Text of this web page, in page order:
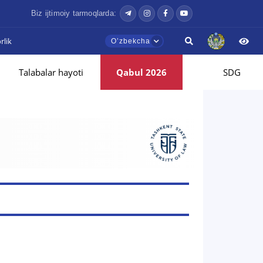
Biz ijtimoiy tarmoqlarda:
Oʼzbekcha
Talabalar hayoti Qabul 2026 SDG